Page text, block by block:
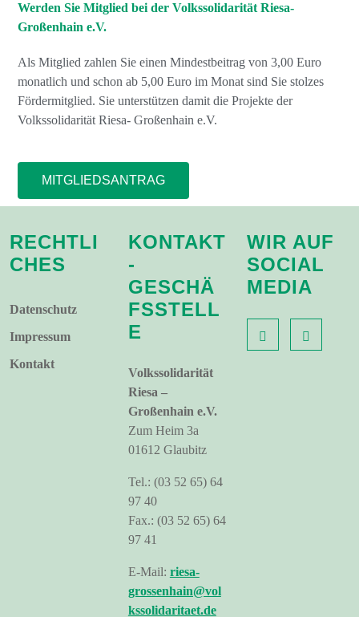
Werden Sie Mitglied bei der Volkssolidarität Riesa-
Großenhain e.V.
Als Mitglied zahlen Sie einen Mindestbeitrag von 3,00 Euro
monatlich und schon ab 5,00 Euro im Monat sind Sie stolzes
Fördermitglied. Sie unterstützen damit die Projekte der
Volkssolidarität Riesa- Großenhain e.V.
MITGLIEDSANTRAG
RECHTLI
CHES
Datenschutz
Impressum
Kontakt
KONTAKT
-
GESCHÄ
FSSTELL
E
Volkssolidarität
Riesa –
Großenhain e.V.
Zum Heim 3a
01612 Glaubitz
Tel.: (03 52 65) 64
97 40
Fax.: (03 52 65) 64
97 41
E-Mail: riesa-
grossenhain@vol
kssolidaritaet.de
WIR AUF
SOCIAL
MEDIA